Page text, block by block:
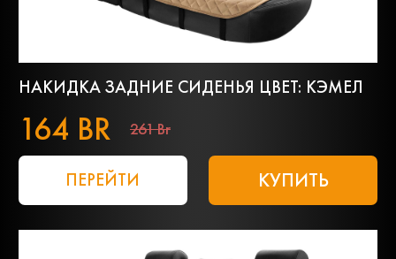
НАКИДКА ЗАДНИЕ СИДЕНЬЯ ЦВЕТ: КЭМЕЛ
164 BR 261 Br
ПЕРЕЙТИ КУПИТЬ